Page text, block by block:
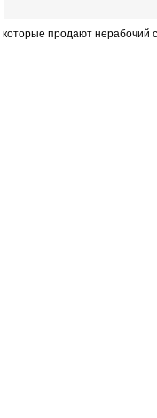
продают нерабочий